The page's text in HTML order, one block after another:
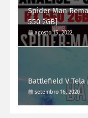
Spider Man
550 2GB]
agosto 15, 2022
Battlefield V
setembro 16, 2020